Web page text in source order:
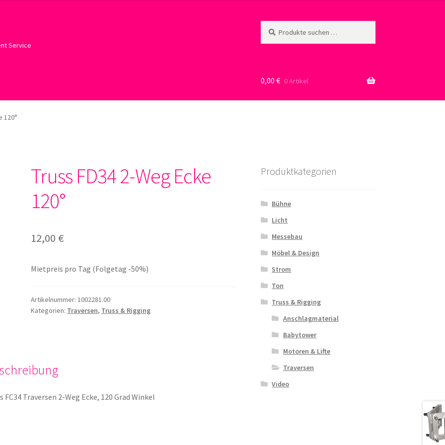
Service
nach:
0,00 € 0 Artikel
120°
Truss FD34 2-Weg Ecke
120°
12,00 €
Mietpreis pro Tag (Folgetag -50%)
Artikelnummer:1002281.00
Kategorien: Traversen, Truss & Rigging
FC34 Traversen 2-Weg Ecke, 120 Grad Winkel
Produktkategorien
Bühne
Licht
Messebau
Möbel & Design
Strom
Ton
Truss & Rigging
Anschlagmaterial
Babytower
Motoren & Lifte
Traversen
Video